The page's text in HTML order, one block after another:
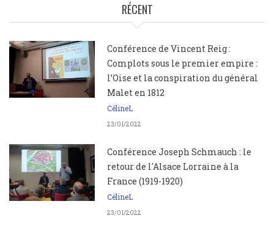
RÉCENT
Conférence de Vincent Reig :
Complots sous le premier empire :
l’Oise et la conspiration du général
Malet en 1812
CélineL
23/01/2022
Conférence Joseph Schmauch : le
retour de l'Alsace Lorraine à la
France (1919-1920)
CélineL
23/01/2022